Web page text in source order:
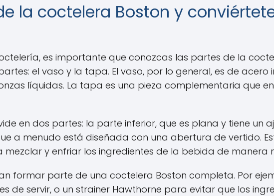
la coctelera Boston y
es importante que conozcas las partes de la
el vaso y la tapa. El vaso, por lo general, es de acero
líquidas. La tapa es una pieza complementaria que
en dos partes: la parte inferior, que es plana y tiene un
a menudo está diseñada con una abertura de vertido.
y enfriar los ingredientes de la bebida de manera
formar parte de una coctelera Boston completa. Por
de servir, o un strainer Hawthorne para evitar que los